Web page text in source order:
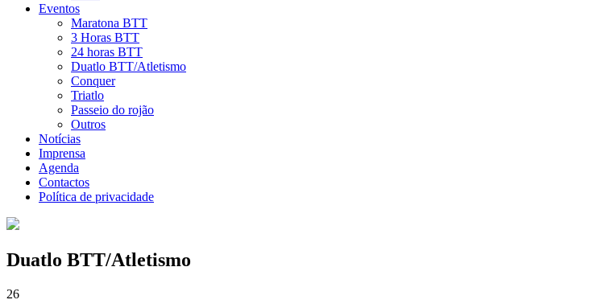
Eventos
Maratona BTT
3 Horas BTT
24 horas BTT
Duatlo BTT/Atletismo
Conquer
Triatlo
Passeio do rojão
Outros
Notícias
Imprensa
Agenda
Contactos
Política de privacidade
Duatlo BTT/Atletismo
26